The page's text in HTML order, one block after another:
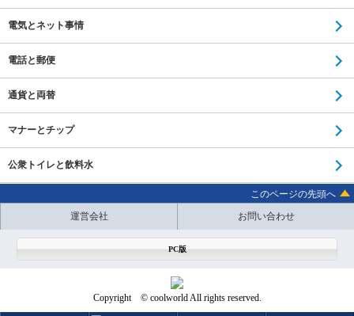
電気とネット事情
電話と郵便
通貨と両替
マナーとチップ
公衆トイレと飲料水
このページの先頭へ
運営会社 お問い合わせ
PC版
Copyright © coolworld All rights reserved.